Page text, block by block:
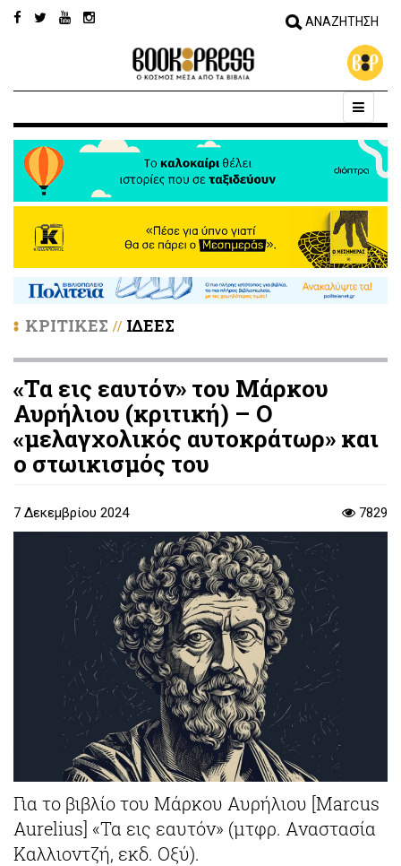
ΚΡΙΤΙΚΕΣ // ΙΔΕΕΣ
«Τα εις εαυτόν» του Μάρκου
Αυρήλιου (κριτική) – Ο
«μελαγχολικός αυτοκράτωρ» και
ο στωικισμός του
7 Δεκεμβρίου 2024 7829
Για το βιβλίο του Μάρκου Αυρήλιου [Marcus
Aurelius] «Τα εις εαυτόν» (μτφρ. Αναστασία
Καλλιοντζή, εκδ. Οξύ).